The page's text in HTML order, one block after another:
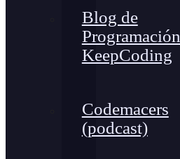
Blog de
Programación
KeepCoding
Codemacers
(podcast)